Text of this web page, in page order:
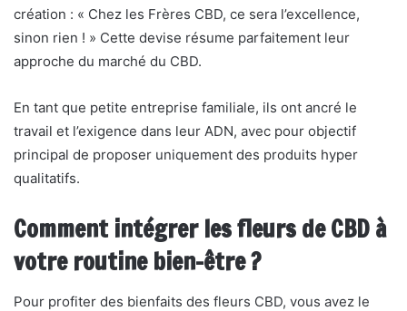
création : « Chez les Frères CBD, ce sera l’excellence,
sinon rien ! » Cette devise résume parfaitement leur
approche du marché du CBD.
En tant que petite entreprise familiale, ils ont ancré le
travail et l’exigence dans leur ADN, avec pour objectif
principal de proposer uniquement des produits hyper
qualitatifs.
Comment intégrer les fleurs de CBD à
votre routine bien-être ?
Pour profiter des bienfaits des fleurs CBD, vous avez le